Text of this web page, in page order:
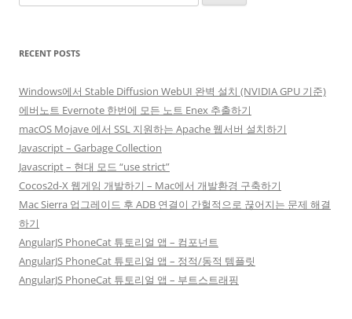
for:
RECENT POSTS
Windows에서 Stable Diffusion WebUI 완벽 설치 (NVIDIA GPU 기준)
에버노트 Evernote 한번에 모든 노트 Enex 추출하기
macOS Mojave 에서 SSL 지원하는 Apache 웹서버 설치하기
Javascript – Garbage Collection
Javascript – 현대 모드 “use strict”
Cocos2d-X 웹게임 개발하기 – Mac에서 개발환경 구축하기
Mac Sierra 업그레이드 후 ADB 연결이 간헐적으로 끊어지는 문제 해결
하기
AngularJS PhoneCat 튜토리얼 앱 – 컴포넌트
AngularJS PhoneCat 튜토리얼 앱 – 정적/동적 템플릿
AngularJS PhoneCat 튜토리얼 앱 – 부트스트래핑